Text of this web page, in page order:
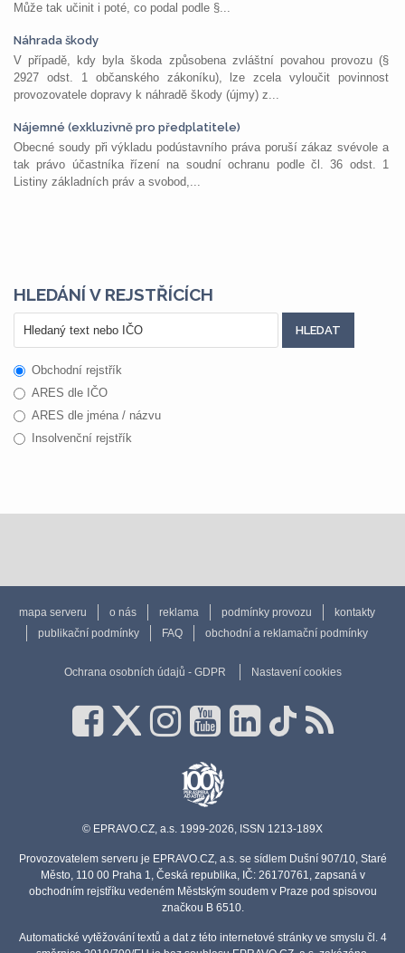
Může tak učinit i poté, co podal podle §...
Náhrada škody
V případě, kdy byla škoda způsobena zvláštní povahou provozu (§
2927 odst. 1 občanského zákoníku), lze zcela vyloučit povinnost
provozovatele dopravy k náhradě škody (újmy) z...
Nájemné (exkluzivně pro předplatitele)
Obecné soudy při výkladu podústavního práva poruší zákaz svévole a
tak právo účastníka řízení na soudní ochranu podle čl. 36 odst. 1
Listiny základních práv a svobod,...
HLEDÁNÍ V REJSTŘÍCÍCH
Obchodní rejstřík
ARES dle IČO
ARES dle jména / názvu
Insolvenční rejstřík
mapa serveru o nás reklama podmínky provozu
kontakty
publikační podmínky
FAQ obchodní a reklamační podmínky
Ochrana osobních údajů - GDPR Nastavení cookies
© EPRAVO.CZ, a.s. 1999-2026, ISSN 1213-189X
Provozovatelem serveru je EPRAVO.CZ, a.s. se sídlem Dušní 907/10, Staré
Město, 110 00 Praha 1, Česká republika, IČ: 26170761, zapsaná v
obchodním rejstříku vedeném Městským soudem v Praze pod spisovou
značkou B 6510.
Automatické vytěžování textů a dat z této internetové stránky ve smyslu čl. 4